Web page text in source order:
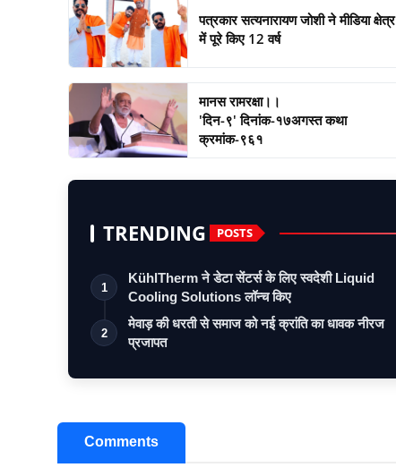
पत्रकार सत्यनारायण जोशी ने मीडिया क्षेत्र
में पूरे किए 12 वर्ष
मानस रामरक्षा।।
'दिन-९' दिनांक-१७अगस्त कथा
क्रमांक-९६१
TRENDING POSTS
1
KühlTherm ने डेटा सेंटर्स के लिए स्वदेशी Liquid
Cooling Solutions लॉन्च किए
2
मेवाड़ की धरती से समाज को नई क्रांति का धावक नीरज
प्रजापत
Comments